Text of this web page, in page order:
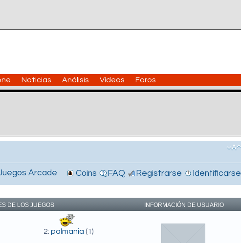
Noticias Análisis Vídeos Foros
Arcade Coins FAQ Registrarse Identificarse
DE LOS JUEGOS INFORMACIÓN DE USUARIO
2:palmania (1)